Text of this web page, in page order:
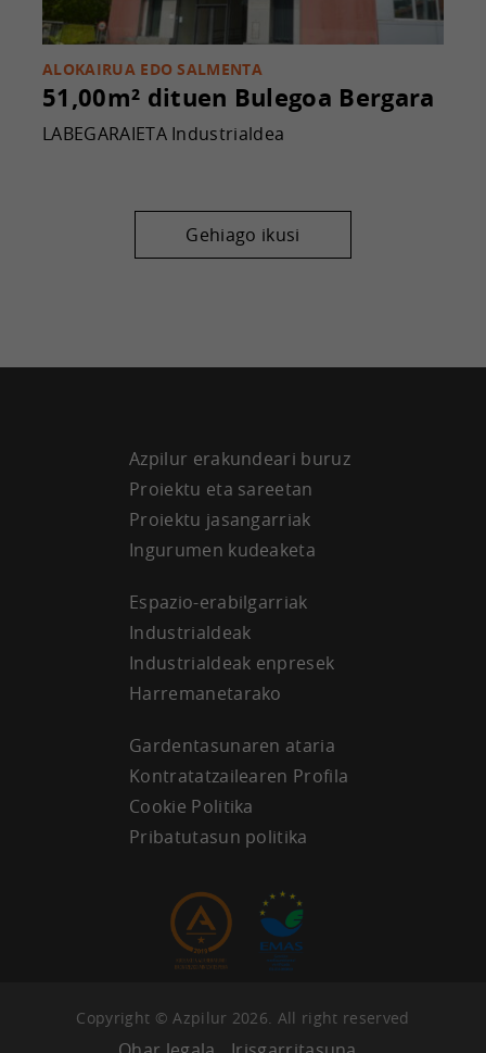
ALOKAIRUA EDO SALMENTA
51,00m² dituen Bulegoa Bergara
LABEGARAIETA Industrialdea
Gehiago ikusi
Azpilur erakundeari buruz
Proiektu eta sareetan
Proiektu jasangarriak
Ingurumen kudeaketa
Espazio-erabilgarriak
Industrialdeak
Industrialdeak enpresek
Harremanetarako
Gardentasunaren ataria
Kontratatzailearen Profila
Cookie Politika
Pribatutasun politika
Copyright © Azpilur 2026. All right reserved